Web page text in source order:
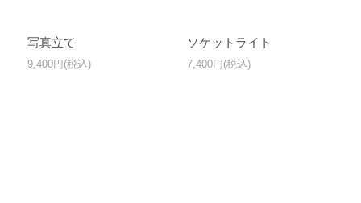
写真立て
9,400円(税込)
ソケットライト
7,400円(税込)